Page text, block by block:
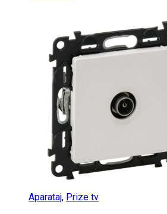
Aparataj, Prize tv